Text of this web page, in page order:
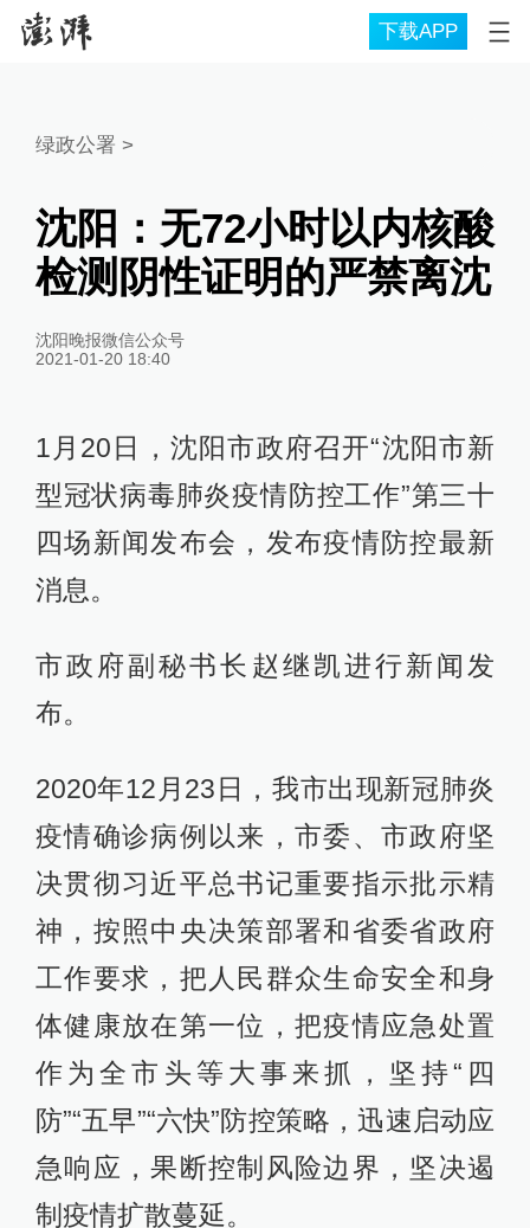
下载APP
绿政公署 >
沈阳：无72小时以内核酸
检测阴性证明的严禁离沈
沈阳晚报微信公众号
2021-01-20 18:40
1月20日，沈阳市政府召开“沈阳市新
型冠状病毒肺炎疫情防控工作”第三十
四场新闻发布会，发布疫情防控最新
消息。
市政府副秘书长赵继凯进行新闻发
布。
2020年12月23日，我市出现新冠肺炎
疫情确诊病例以来，市委、市政府坚
决贯彻习近平总书记重要指示批示精
神，按照中央决策部署和省委省政府
工作要求，把人民群众生命安全和身
体健康放在第一位，把疫情应急处置
作为全市头等大事来抓，坚持“四
防”“五早”“六快”防控策略，迅速启动应
急响应，果断控制风险边界，坚决遏
制疫情扩散蔓延。